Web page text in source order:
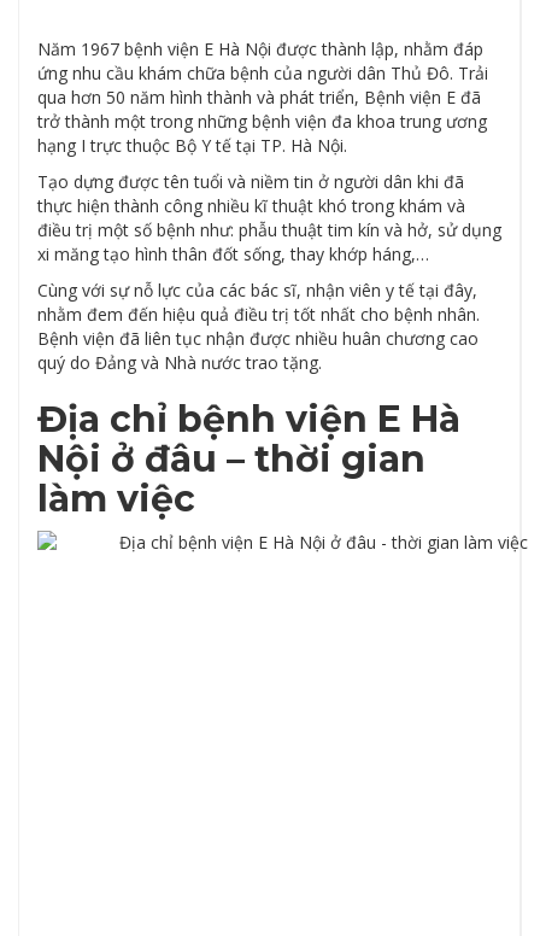
Năm 1967 bệnh viện E Hà Nội được thành lập, nhằm đáp
ứng nhu cầu khám chữa bệnh của người dân Thủ Đô. Trải
qua hơn 50 năm hình thành và phát triển, Bệnh viện E đã
trở thành một trong những bệnh viện đa khoa trung ương
hạng I trực thuộc Bộ Y tế tại TP. Hà Nội.
Tạo dựng được tên tuổi và niềm tin ở người dân khi đã
thực hiện thành công nhiều kĩ thuật khó trong khám và
điều trị một số bệnh như: phẫu thuật tim kín và hở, sử dụng
xi măng tạo hình thân đốt sống, thay khớp háng,…
Cùng với sự nỗ lực của các bác sĩ, nhận viên y tế tại đây,
nhằm đem đến hiệu quả điều trị tốt nhất cho bệnh nhân.
Bệnh viện đã liên tục nhận được nhiều huân chương cao
quý do Đảng và Nhà nước trao tặng.
Địa chỉ bệnh viện E Hà
Nội ở đâu – thời gian
làm việc